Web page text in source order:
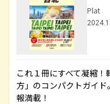
Plat
これ１冊にすべて凝縮
方」のコンパクトガイ
報満載！